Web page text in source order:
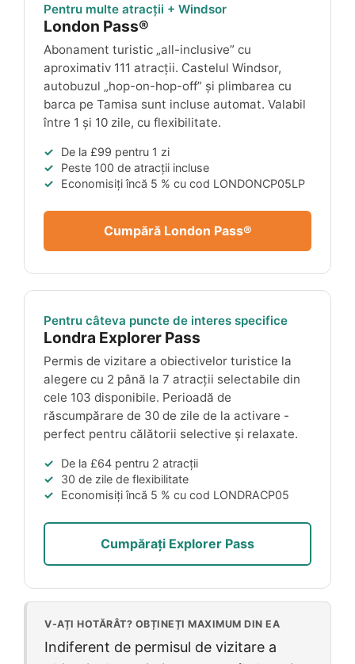
Pentru multe atracții + Windsor
London Pass®
Abonament turistic „all-inclusive” cu
aproximativ 111 atracții. Castelul Windsor,
autobuzul „hop-on-hop-off” și plimbarea cu
barca pe Tamisa sunt incluse automat. Valabil
între 1 și 10 zile, cu flexibilitate.
De la £99 pentru 1 zi
Peste 100 de atracții incluse
Economisiți încă 5 % cu cod LONDONCP05LP
Cumpără London Pass®
Pentru câteva puncte de interes specifice
Londra Explorer Pass
Permis de vizitare a obiectivelor turistice la
alegere cu 2 până la 7 atracții selectabile din
cele 103 disponibile. Perioadă de
răscumpărare de 30 de zile de la activare -
perfect pentru călătorii selective și relaxate.
De la £64 pentru 2 atracții
30 de zile de flexibilitate
Economisiți încă 5 % cu cod LONDRACP05
Cumpărați Explorer Pass
V-AȚI HOTĂRÂT? OBȚINEȚI MAXIMUM DIN EA
Indiferent de permisul de vizitare a